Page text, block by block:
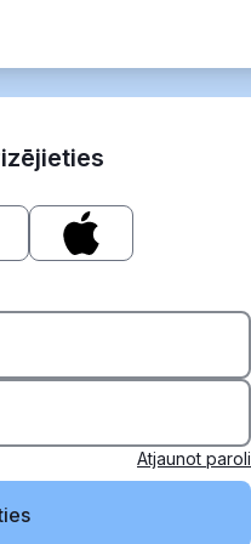
Atjaunot paroli